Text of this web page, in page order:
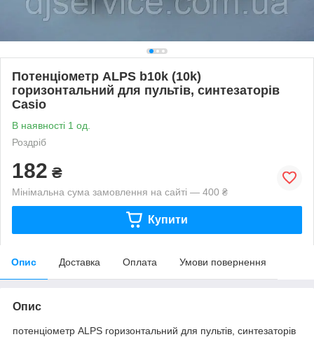
Потенціометр ALPS b10k (10k)
горизонтальний для пультів, синтезаторів
Casio
В наявності 1 од.
Роздріб
182 ₴
Мінімальна сума замовлення на сайті — 400 ₴
Купити
Опис Доставка Оплата Умови повернення
Опис
потенціометр ALPS горизонтальний для пультів, синтезаторів